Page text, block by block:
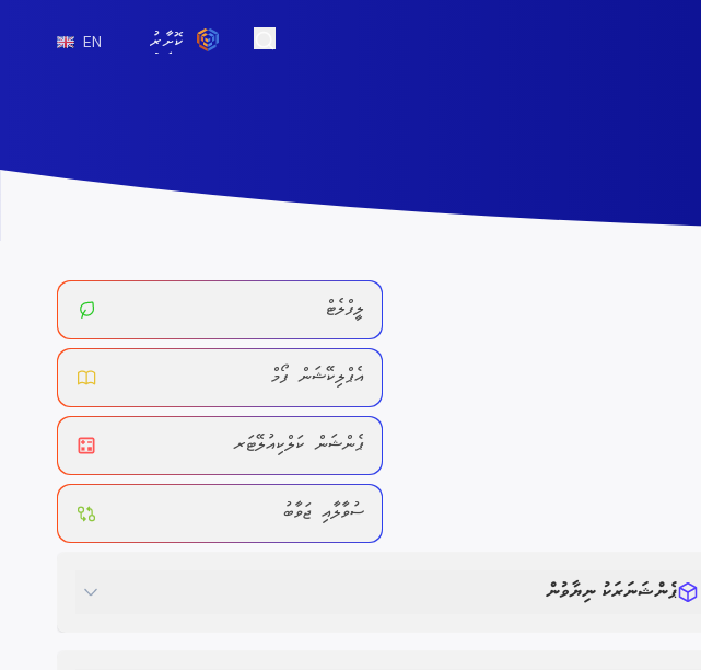
Open Search
ކޮށާރު EN
ލީފްލެޓް
އެޕްލިކޭޝަން ފޯމް
ޕެންޝަން ކަލްކިއުލޭޓަރ
ސުވާލާއި ޖަވާބު
ޕެންޝަނަރަކު ނިޔާވުން